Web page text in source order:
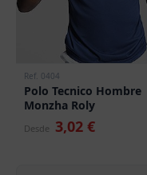
Ref. 0404
Polo Tecnico Hombre
Monzha Roly
Desde 3,02 €